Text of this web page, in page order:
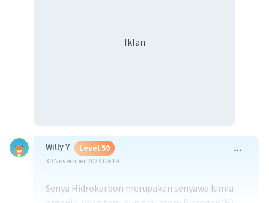
Iklan
Willy Y Level 59
30 November 2023 09:19
Senya Hidrokarbon merupakan senyawa kimia